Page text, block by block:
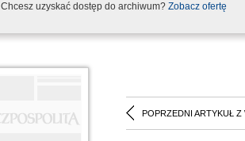
Chcesz uzyskać dostęp do archiwum? Zobacz ofertę
POPRZEDNI ARTYKUŁ Z